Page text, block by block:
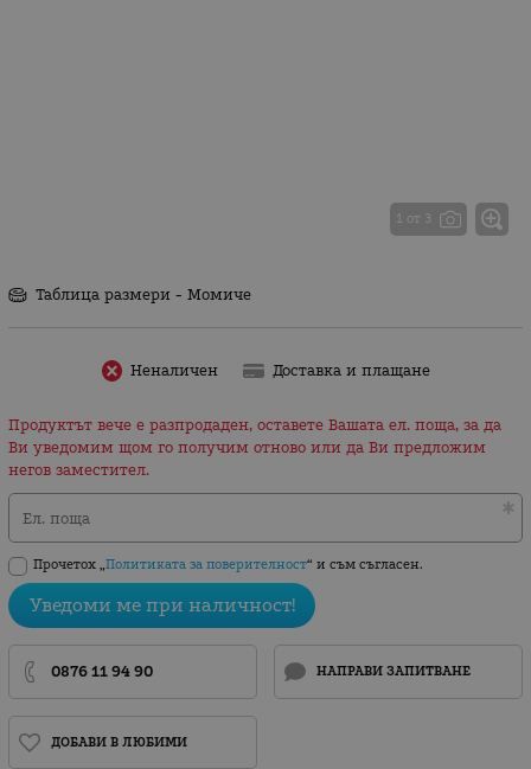
1 от 3
Таблица размери - Момиче
Неналичен Доставка и плащане
Продуктът вече е разпродаден, оставете Вашата ел. поща, за да
Ви уведомим щом го получим отново или да Ви предложим
негов заместител.
Ел. поща
Прочетох „Политиката за поверителност“ и съм съгласен.
Уведоми ме при наличност!
0876 11 94 90 НАПРАВИ ЗАПИТВАНЕ
ДОБАВИ В ЛЮБИМИ